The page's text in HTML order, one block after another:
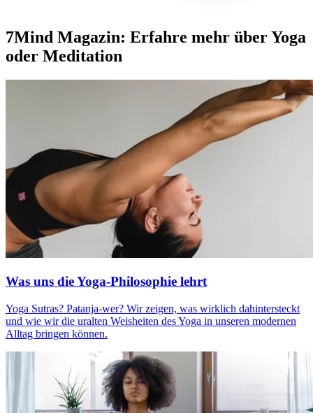
7Mind Magazin: Erfahre mehr über Yoga
oder Meditation
Was uns die Yoga-Philosophie lehrt
Yoga Sutras? Pata­nja-wer? Wir zeigen, was wirk­lich dahintersteckt
und wie wir die uralten Weis­hei­ten des Yoga in unse­ren moder­nen
Alltag brin­gen können.